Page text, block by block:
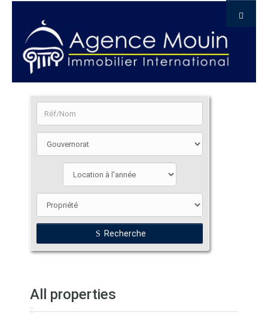
Recherche
All properties